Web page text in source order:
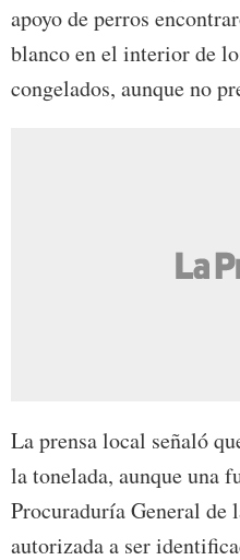
apoyo de perros
blanco en el interior de
congelados, aunque no
La prensa local señaló
la tonelada, aunque una
Procuraduría General de
autorizada a ser